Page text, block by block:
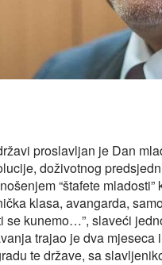
proslavljan je Dan
doživotnog
“štafete
klasa, avangarda,
se kunemo…”, slaveći
trajao je dva mjeseca
te države, sa